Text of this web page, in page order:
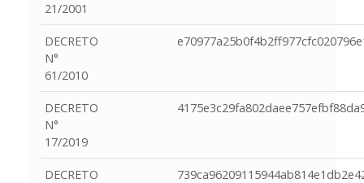
21/2001
DECRETO
N°
61/2010
DECRETO
N°
17/2019
DECRETO